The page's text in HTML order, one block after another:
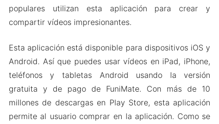
populares utilizan esta aplicación para crear y
compartir vídeos impresionantes.
Esta aplicación está disponible para dispositivos iOS y
Android. Así que puedes usar vídeos en iPad, iPhone,
teléfonos y tabletas Android usando la versión
gratuita y de pago de FuniMate. Con más de 10
millones de descargas en Play Store, esta aplicación
permite al usuario comprar en la aplicación. Como se